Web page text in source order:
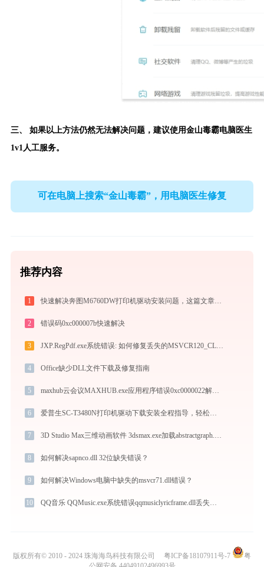
三、 如果以上方法仍然无法解决问题，建议使用金山毒霸电脑医生
1v1人工服务。
可在电脑上搜索“金山毒霸”，用电脑医生修复
推荐内容
1 快速解决奔图M6760DW打印机驱动安装问题，这篇文章告诉你方法
2 错误码0xc000007b快速解决
3 JXP.RegPdf.exe系统错误: 如何修复丢失的MSVCR120_CLR0400.dll?
4 Office缺少DLL文件下载及修复指南
5 maxhub云会议MAXHUB.exe应用程序错误0xc0000022解决方法
6 爱普生SC-T3480N打印机驱动下载安装全程指导，轻松解决打印问题
7
8 如何解决sapnco.dll 32位缺失错误？
9 如何解决Windows电脑中缺失的msvcr71.dll错误？
10
版权所有© 2010 - 2024 珠海海鸟科技有限公司 粤ICP备18107911号-7
粤